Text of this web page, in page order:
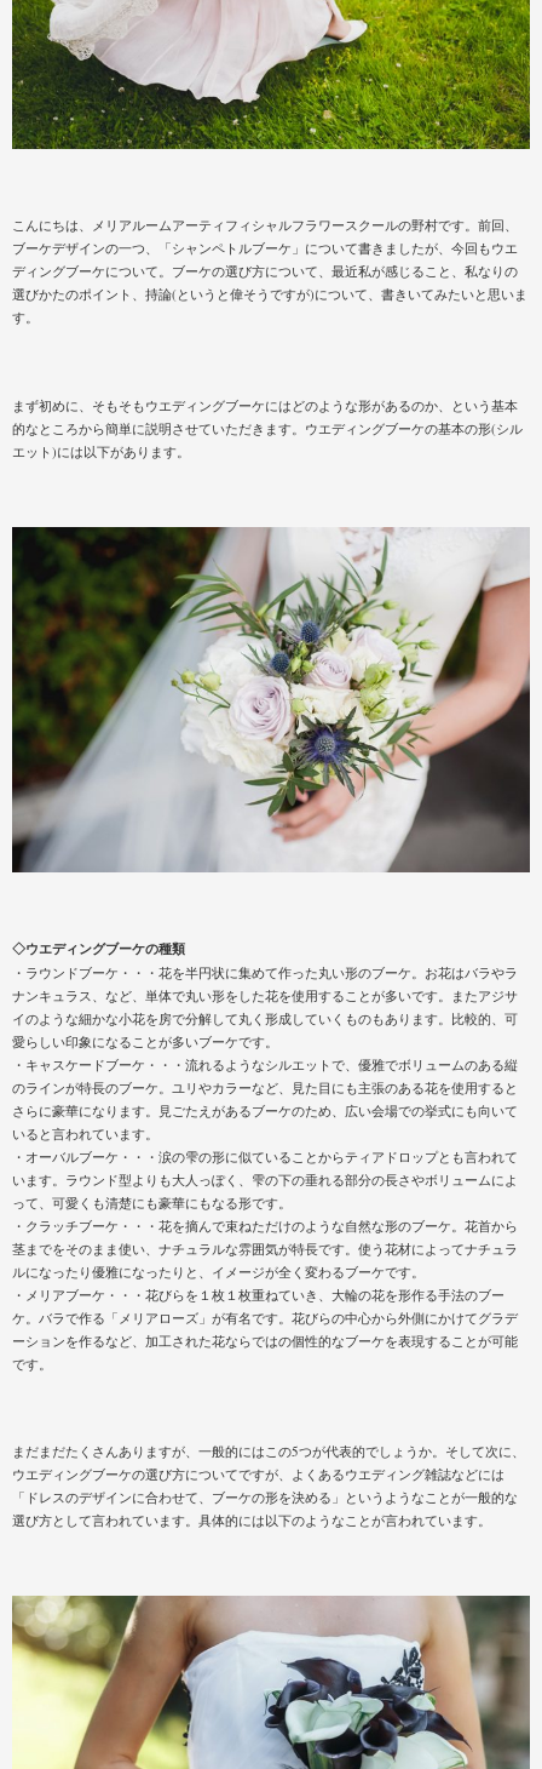
こんにちは、メリアルームアーティフィシャルフラワースクールの野村です。前回、
ブーケデザインの一つ、「シャンペトルブーケ」について書きましたが、今回もウエ
ディングブーケについて。ブーケの選び方について、最近私が感じること、私なりの
選びかたのポイント、持論(というと偉そうですが)について、書きいてみたいと思いま
す。
まず初めに、そもそもウエディングブーケにはどのような形があるのか、という基本
的なところから簡単に説明させていただきます。ウエディングブーケの基本の形(シル
エット)には以下があります。
◇ウエディングブーケの種類
・ラウンドブーケ・・・花を半円状に集めて作った丸い形のブーケ。お花はバラやラ
ナンキュラス、など、単体で丸い形をした花を使用することが多いです。またアジサ
イのような細かな小花を房で分解して丸く形成していくものもあります。比較的、可
愛らしい印象になることが多いブーケです。
・キャスケードブーケ・・・流れるようなシルエットで、優雅でボリュームのある縦
のラインが特長のブーケ。ユリやカラーなど、見た目にも主張のある花を使用すると
さらに豪華になります。見ごたえがあるブーケのため、広い会場での挙式にも向いて
いると言われています。
・オーバルブーケ・・・涙の雫の形に似ていることからティアドロップとも言われて
います。ラウンド型よりも大人っぽく、雫の下の垂れる部分の長さやボリュームによ
って、可愛くも清楚にも豪華にもなる形です。
・クラッチブーケ・・・花を摘んで束ねただけのような自然な形のブーケ。花首から
茎までをそのまま使い、ナチュラルな雰囲気が特長です。使う花材によってナチュラ
ルになったり優雅になったりと、イメージが全く変わるブーケです。
・メリアブーケ・・・花びらを１枚１枚重ねていき、大輪の花を形作る手法のブー
ケ。バラで作る「メリアローズ」が有名です。花びらの中心から外側にかけてグラデ
ーションを作るなど、加工された花ならではの個性的なブーケを表現することが可能
です。
まだまだたくさんありますが、一般的にはこの5つが代表的でしょうか。そして次に、
ウエディングブーケの選び方についてですが、よくあるウエディング雑誌などには
「ドレスのデザインに合わせて、ブーケの形を決める」というようなことが一般的な
選び方として言われています。具体的には以下のようなことが言われています。